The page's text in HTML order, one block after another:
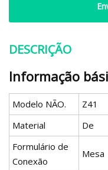
DESCRIÇÃO
Informação
Modelo NÃO.
Z41
Material
De
Formulário de
Conexão
Mesa